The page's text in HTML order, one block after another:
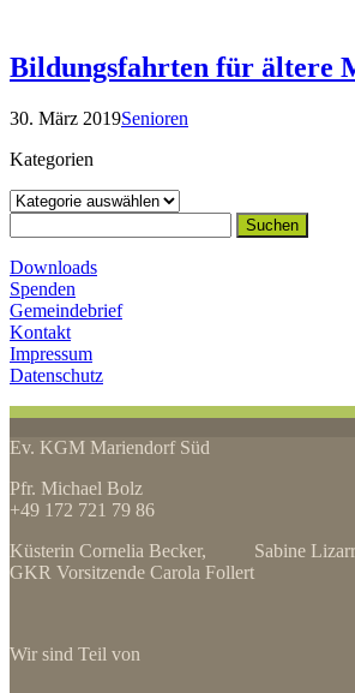
Bildungsfahrten für ältere
30. März 2019Senioren
Kategorien
Kategorien
nach:
Downloads
Spenden
Gemeindebrief
Kontakt
Impressum
Datenschutz
Ev. KGM Mariendorf Süd
Pfr. Michael Bolz
+49 172 721 79 86
Küsterin Cornelia Becker, Sabine
GKR Vorsitzende Carola Follert
Wir sind Teil von